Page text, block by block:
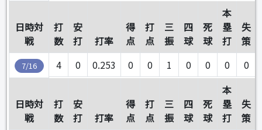
日時対
戦
打
数
安
打
打率
得
点
打
点
三
振
四
球
死
球
本
塁
打
失
策
7/16 4 0 0.253 0 0 1 0 0 0 0
日時対
戦
打
数
安
打
打率
得
点
打
点
三
振
四
球
死
球
本
塁
打
失
策